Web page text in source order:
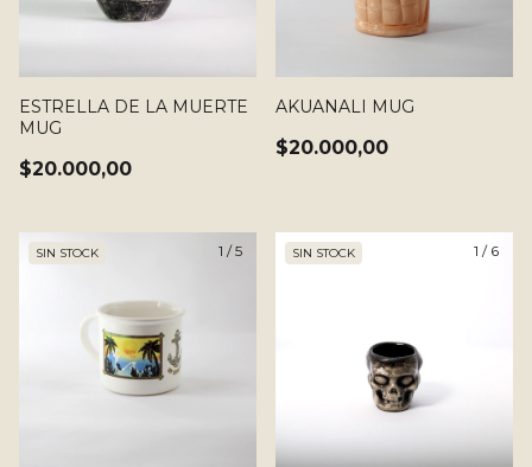
ESTRELLA DE LA MUERTE
MUG
$20.000,00
AKUANALI MUG
$20.000,00
1 /5
SIN STOCK 1 / 6
SIN STOCK